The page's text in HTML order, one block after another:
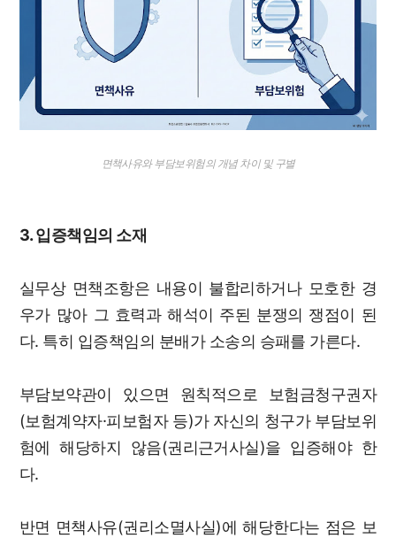
면책사유와 부담보위험의 개념 차이 및 구별
3. 입증책임의 소재
실무상 면책조항은 내용이 불합리하거나 모호한 경
우가 많아 그 효력과 해석이 주된 분쟁의 쟁점이 된
다. 특히 입증책임의 분배가 소송의 승패를 가른다.
부담보약관이 있으면 원칙적으로 보험금청구권자
(보험계약자·피보험자 등)가 자신의 청구가 부담보위
험에 해당하지 않음(권리근거사실)을 입증해야 한
다.
반면 면책사유(권리소멸사실)에 해당한다는 점은 보